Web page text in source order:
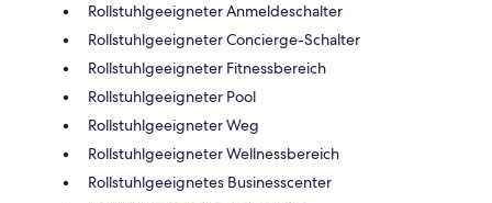
Rollstuhlgeeigneter Anmeldeschalter
Rollstuhlgeeigneter Concierge-Schalter
Rollstuhlgeeigneter Fitnessbereich
Rollstuhlgeeigneter Pool
Rollstuhlgeeigneter Weg
Rollstuhlgeeigneter Wellnessbereich
Rollstuhlgeeignetes Businesscenter